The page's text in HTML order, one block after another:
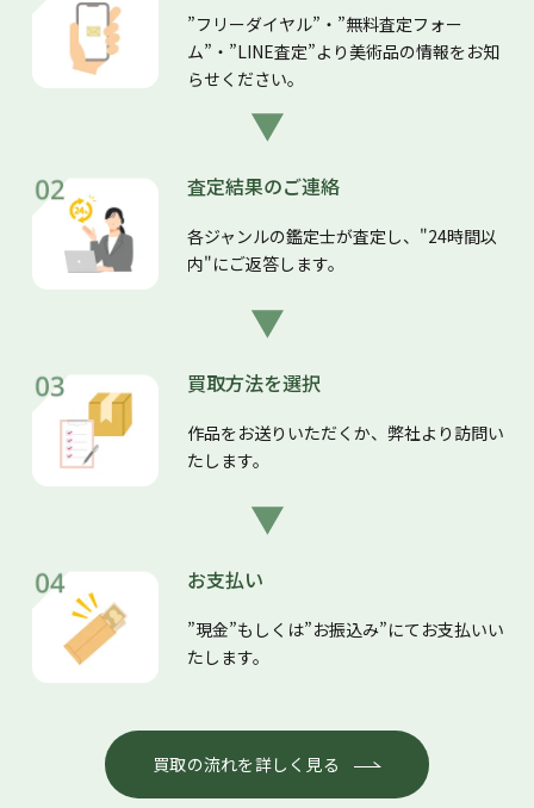
”フリーダイヤル”・”無料査定フォー
ム”・”LINE査定”より美術品の情報をお知
らせください。
査定結果のご連絡
各ジャンルの鑑定士が査定し、"24時間以
内"にご返答します。
買取方法を選択
作品をお送りいただくか、弊社より訪問い
たします。
お支払い
”現金”もしくは”お振込み”にてお支払いい
たします。
買取の流れを詳しく見る